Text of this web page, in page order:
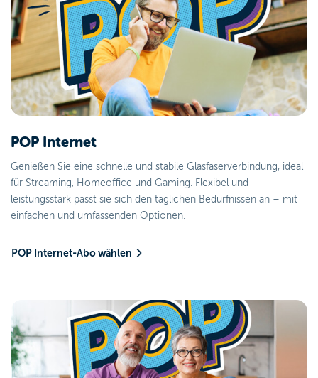
POP Internet
Genießen Sie eine schnelle und stabile Glasfaserverbindung, ideal
für Streaming, Homeoffice und Gaming. Flexibel und
leistungsstark passt sie sich den täglichen Bedürfnissen an – mit
einfachen und umfassenden Optionen.
POP Internet-Abo wählen